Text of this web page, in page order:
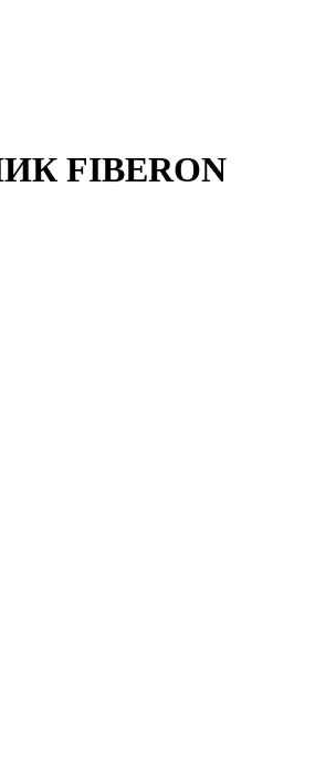
FIBERON